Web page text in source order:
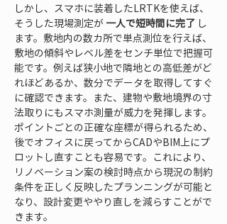
しかし、スマホに装着したLRTKを使えば、
そうした現場測定が 一人で短時間に完了 し
ます。敷地内の数カ所で単点測位を行えば、
敷地の傾斜やレベル差をセンチ単位で把握可
能です。例えば狭小地で隣地との高低差がど
れほどあるか、数分でデータを取得してすぐ
に確認できます。また、建物や敷地境界の寸
法取りにもスマホ測量が威力を発揮します。
ポイントごとの正確な座標が得られるため、
後でオフィスに戻ってからCADやBIM上にプ
ロットし直すことも容易です。これにより、
リノベーション案の検討時点から現況の制約
条件を正しく反映したプランニングが可能と
なり、設計変更ややり直しを減らすことがで
きます。